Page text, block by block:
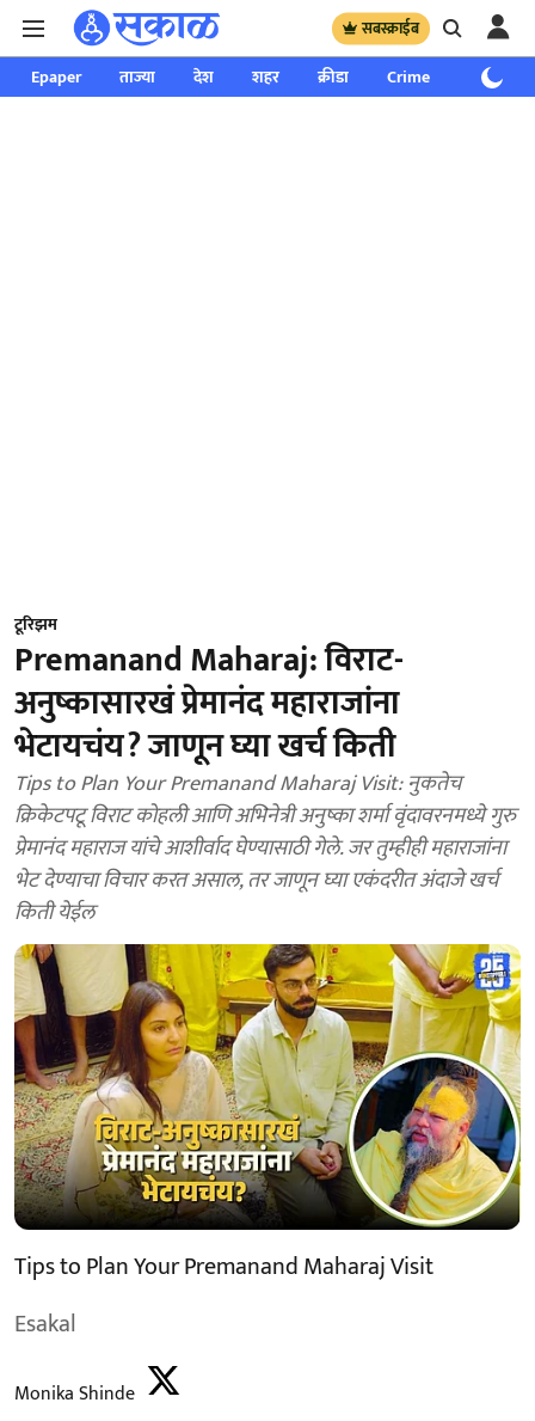
सबस्क्राईब
Epaper ताज्या देश शहर क्रीडा Crime साप्ताहिक
टूरिझम
Premanand Maharaj: विराट-
अनुष्कासारखं प्रेमानंद महाराजांना
भेटायचंय? जाणून घ्या खर्च किती
Tips to Plan Your Premanand Maharaj Visit: नुकतेच
क्रिकेटपटू विराट कोहली आणि अभिनेत्री अनुष्का शर्मा वृंदावरनमध्ये गुरु
प्रेमानंद महाराज यांचे आशीर्वाद घेण्यासाठी गेले. जर तुम्हीही महाराजांना
भेट देण्याचा विचार करत असाल, तर जाणून घ्या एकंदरीत अंदाजे खर्च
किती येईल
Tips to Plan Your Premanand Maharaj Visit
Esakal
Monika Shinde